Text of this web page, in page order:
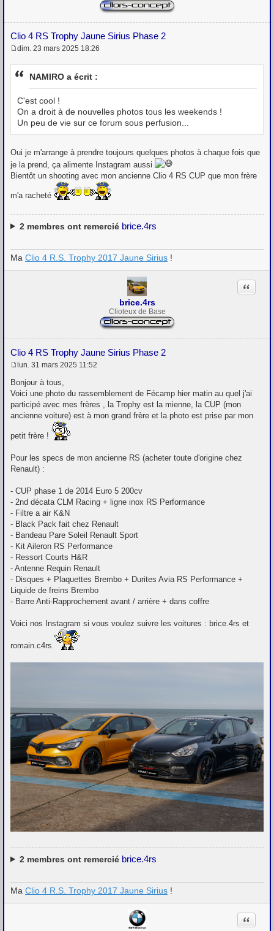
Clio 4 RS Trophy Jaune Sirius Phase 2
e
s
g
e
dim. 23 mars 2025 18:26
NAMIRO a écrit :
C'est cool !
On a droit à de nouvelles photos tous les weekends !
Un peu de vie sur ce forum sous perfusion...
Oui je m'arrange à prendre toujours quelques photos à chaque fois que
je la prend, ça alimente Instagram aussi
Bientôt un shooting avec mon ancienne Clio 4 RS CUP que mon frère
m'a racheté
2membres ont remercié brice.4rs
Ma Clio 4 R.S. Trophy 2017 Jaune Sirius !
brice.4rs
Clioteux de Base
Clio 4 RS Trophy Jaune Sirius Phase 2
Citation
e
s
s
a
g
lun. 31 mars 2025 11:52
Bonjour à tous,
Voici une photo du rassemblement de Fécamp hier matin au quel j'ai
participé avec mes frères , la Trophy est la mienne, la CUP (mon
ancienne voiture) est à mon grand frère et la photo est prise par mon
petit frère !
Pour les specs de mon ancienne RS (acheter toute d'origine chez
Renault) :
- CUP phase 1 de 2014 Euro 5 200cv
- 2nd décata CLM Racing + ligne inox RS Performance
- Filtre a air K&N
- Black Pack fait chez Renault
- Bandeau Pare Soleil Renault Sport
- Kit Aileron RS Performance
- Ressort Courts H&R
- Antenne Requin Renault
- Disques + Plaquettes Brembo + Durites Avia RS Performance +
Liquide de freins Brembo
- Barre Anti-Rapprochement avant / arrière + dans coffre
Voici nos Instagram si vous voulez suivre les voitures : brice.4rs et
romain.c4rs
2membres ont remercié brice.4rs
Ma Clio 4 R.S. Trophy 2017 Jaune Sirius !
Citation